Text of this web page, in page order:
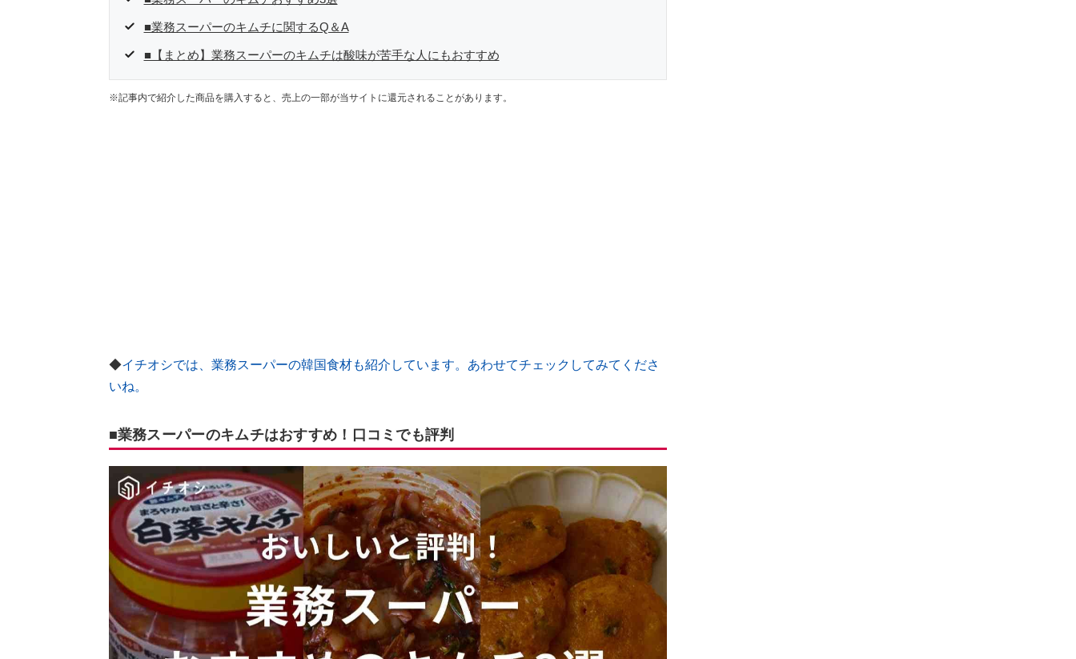
■業務スーパーのキムチに関するQ＆A
■【まとめ】業務スーパーのキムチは酸味が苦手な人にもおすすめ
※記事内で紹介した商品を購入すると、売上の一部が当サイトに還元されることがあります。
◆イチオシでは、業務スーパーの韓国食材も紹介しています。あわせてチェックしてみてくださ
いね。
■業務スーパーのキムチはおすすめ！口コミでも評判